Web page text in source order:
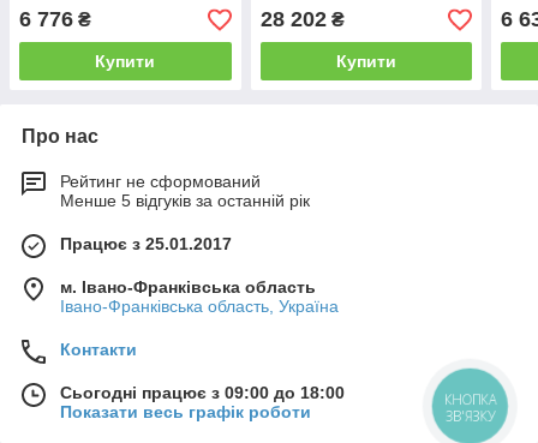
6 776 ₴
Купити
28 202₴
Купити
6
Про нас
Рейтинг не сформований
Менше 5 відгуків за останній рік
Працює з 25.01.2017
м. Івано-Франківська область
Івано-Франківська область, Україна
Контакти
Сьогодні працює з 09:00 до 18:00
Показати весь графік роботи
КНОПКА
ЗВ'ЯЗКУ